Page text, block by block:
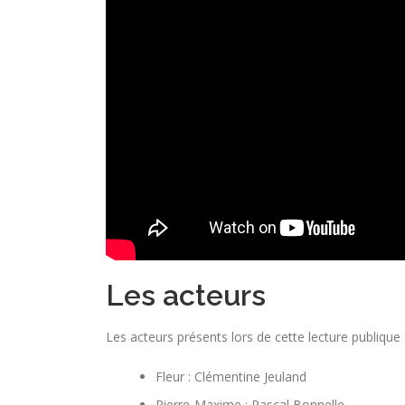
Les acteurs
Les acteurs présents lors de cette lecture publique
Fleur : Clémentine Jeuland